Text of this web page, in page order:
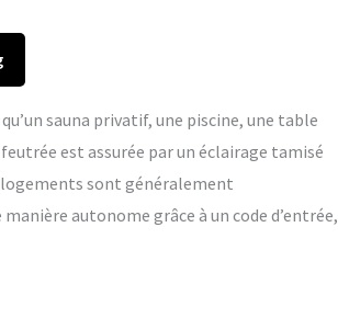
sauna privatif, une piscine, une table
est assurée par un éclairage tamisé
logements sont généralement
autonome grâce à un code d’entrée,